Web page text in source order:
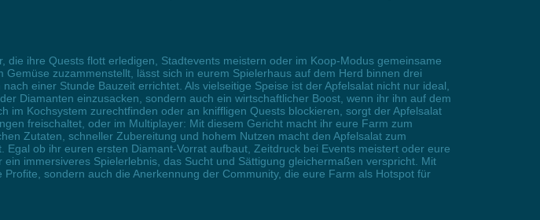
ihre Quests flott erledigen, Stadtevents meistern oder im Koop-Modus gemeinsame
zuzammenstellt, lässt sich in eurem Spielerhaus auf dem Herd binnen drei
einer Stunde Bauzeit errichtet. Als vielseitige Speise ist der Apfelsalat nicht nur ideal,
Diamanten einzusacken, sondern auch ein wirtschaftlicher Boost, wenn ihr ihn auf dem
Kochsystem zurechtfinden oder an kniffligen Quests blockieren, sorgt der Apfelsalat
freischaltet, oder im Multiplayer: Mit diesem Gericht macht ihr eure Farm zum
Zutaten, schneller Zubereitung und hohem Nutzen macht den Apfelsalat zum
ob ihr euren ersten Diamant-Vorrat aufbaut, Zeitdruck bei Events meistert oder eure
immersiveres Spielerlebnis, das Sucht und Sättigung gleichermaßen verspricht. Mit
sondern auch die Anerkennung der Community, die eure Farm als Hotspot für